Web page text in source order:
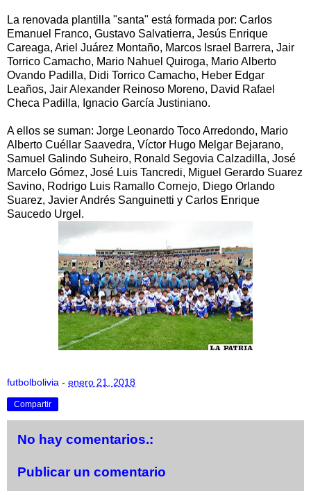
La renovada plantilla "santa" está formada por: Carlos
Emanuel Franco, Gustavo Salvatierra, Jesús Enrique
Careaga, Ariel Juárez Montaño, Marcos Israel Barrera, Jair
Torrico Camacho, Mario Nahuel Quiroga, Mario Alberto
Ovando Padilla, Didi Torrico Camacho, Heber Edgar
Leaños, Jair Alexander Reinoso Moreno, David Rafael
Checa Padilla, Ignacio García Justiniano.
A ellos se suman: Jorge Leonardo Toco Arredondo, Mario
Alberto Cuéllar Saavedra, Víctor Hugo Melgar Bejarano,
Samuel Galindo Suheiro, Ronald Segovia Calzadilla, José
Marcelo Gómez, José Luis Tancredi, Miguel Gerardo Suarez
Savino, Rodrigo Luis Ramallo Cornejo, Diego Orlando
Suarez, Javier Andrés Sanguinetti y Carlos Enrique
Saucedo Urgel.
futbolbolivia - enero 21, 2018
Compartir
No hay comentarios.:
Publicar un comentario